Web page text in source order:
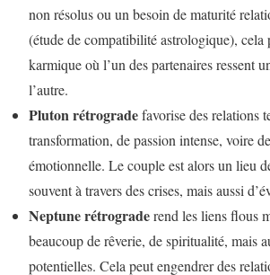
non résolus ou un besoin de maturité
(étude de compatibilité astrologique),
karmique où l’un des partenaires ressent
l’autre.
Pluton rétrogradefavorise des relations
transformation, de passion intense, voire
émotionnelle. Le couple est alors un lieu
souvent à travers des crises, mais aussi
Neptune rétrograderend les liens flous
beaucoup de rêverie, de spiritualité, mais
potentielles. Cela peut engendrer des